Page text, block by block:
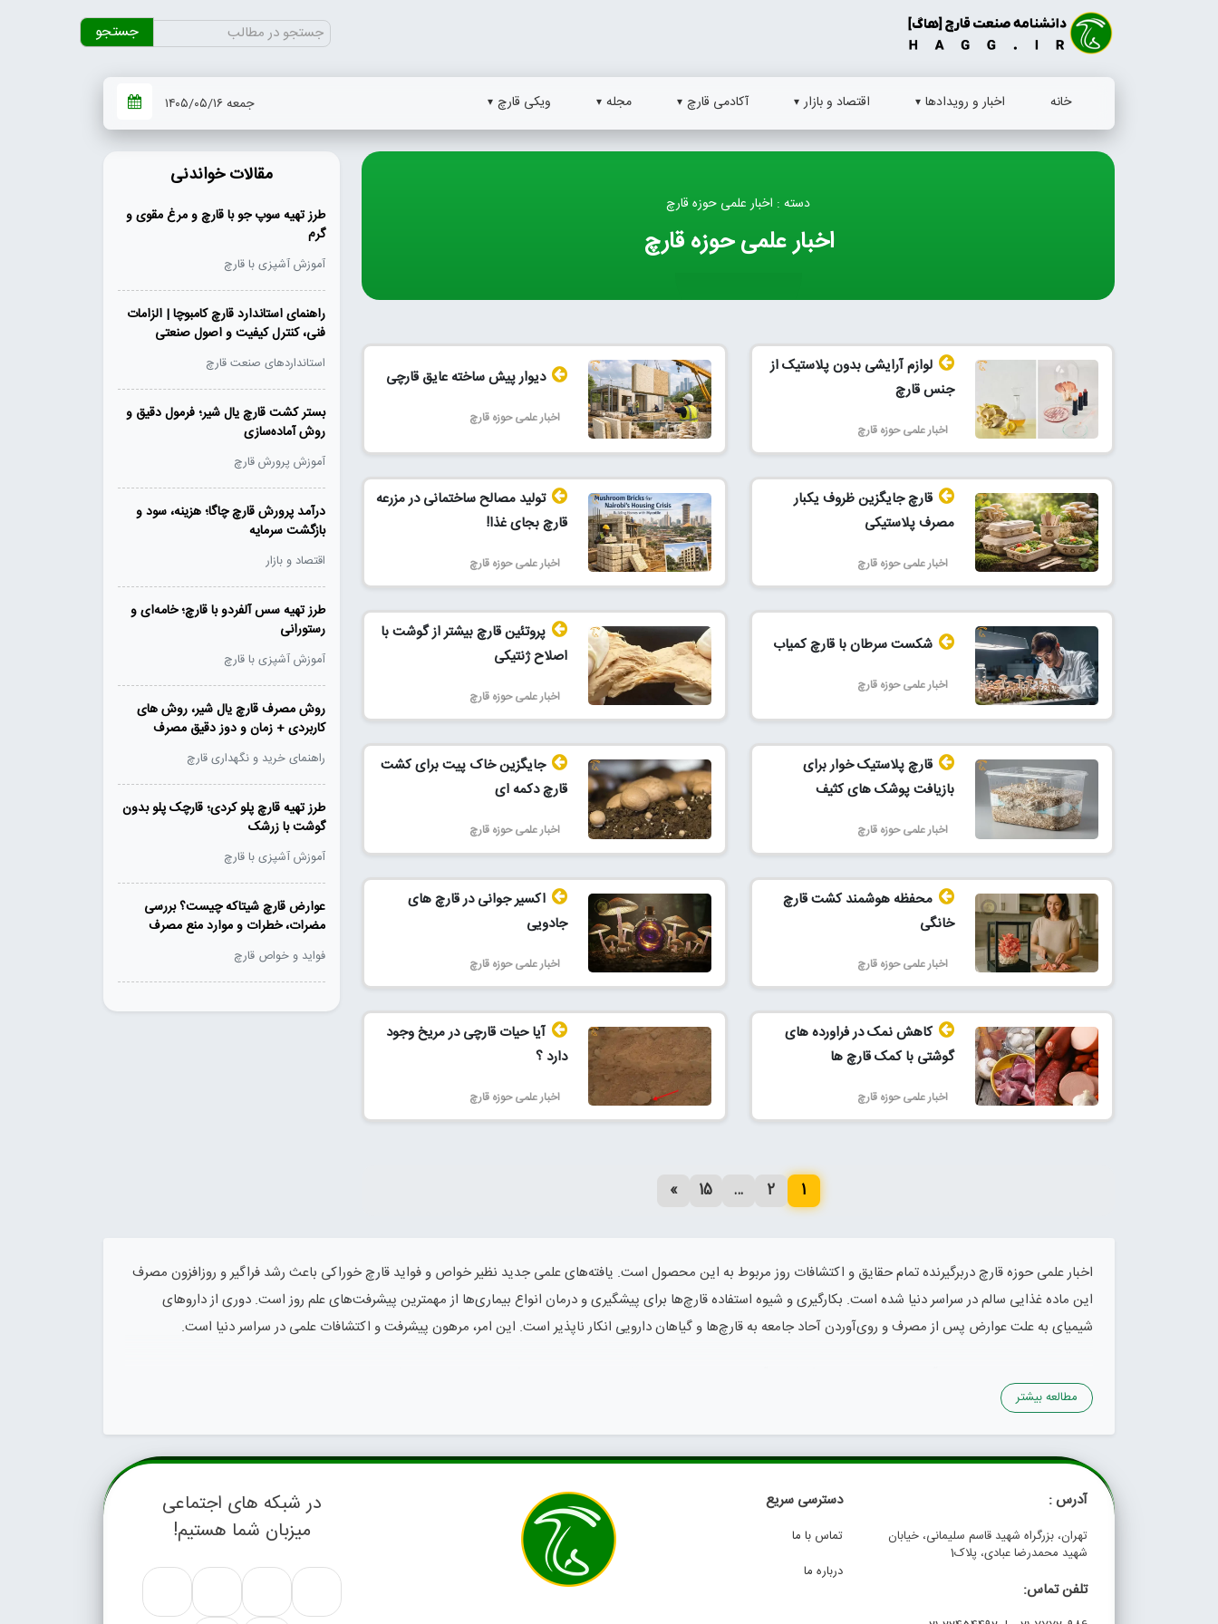
جستجو
برای:
خانه اخبار و رویدادها اقتصاد و بازار آکادمی قارچ مجله ویکی قارچ جمعه ۱۴۰۵/۰۵/۱۶
دسته : اخبار علمی حوزه قارچ
اخبار علمی حوزه قارچ
لوازم آرایشی بدون پلاستیک از
جنس قارچ
اخبار علمی حوزه قارچ
دیوار پیش ساخته عایق قارچی
اخبار علمی حوزه قارچ
قارچ جایگزین ظروف یکبار
مصرف پلاستیکی
اخبار علمی حوزه قارچ
تولید مصالح ساختمانی در مزرعه
قارچ بجای غذا!
اخبار علمی حوزه قارچ
شکست سرطان با قارچ کمیاب
اخبار علمی حوزه قارچ
پروتئین قارچ بیشتر از گوشت با
اصلاح‌ ژنتیکی
اخبار علمی حوزه قارچ
قارچ پلاستیک خوار برای
بازیافت پوشک های کثیف
اخبار علمی حوزه قارچ
جایگزین خاک پیت برای کشت
قارچ دکمه ای
اخبار علمی حوزه قارچ
محفظه هوشمند کشت قارچ
خانگی
اخبار علمی حوزه قارچ
اکسیر جوانی در قارچ های
جادویی
اخبار علمی حوزه قارچ
کاهش نمک در فراورده های
گوشتی با کمک قارچ ها
اخبار علمی حوزه قارچ
آیا حیات قارچی در مریخ وجود
دارد ؟
اخبار علمی حوزه قارچ
1
2
…
15
»
مقالات خواندنی
طرز تهیه سوپ جو با قارچ و مرغ مقوی و
گرم
آموزش آشپزی با قارچ
راهنمای استاندارد قارچ کامبوچا | الزامات
فنی، کنترل کیفیت و اصول صنعتی
استانداردهای صنعت قارچ
بستر کشت قارچ یال شیر؛ فرمول دقیق و
روش آماده‌سازی
آموزش پرورش قارچ
درآمد پرورش قارچ چاگا؛ هزینه، سود و
بازگشت سرمایه
اقتصاد و بازار
طرز تهیه سس آلفردو با قارچ؛ خامه‌ای و
رستورانی
آموزش آشپزی با قارچ
روش مصرف قارچ یال شیر، روش های
کاربردی + زمان و دوز دقیق مصرف
راهنمای خرید و نگهداری قارچ
طرز تهیه قارچ پلو کردی؛ قارچک پلو بدون
گوشت با زرشک
آموزش آشپزی با قارچ
عوارض قارچ شیتاکه چیست؟ بررسی
مضرات، خطرات و موارد منع مصرف
فواید و خواص قارچ
اخبار علمی حوزه قارچ دربرگیرنده تمام حقایق و اکتشافات روز مربوط به این محصول است. یافته‌های علمی جدید نظیر خواص و فواید قارچ خوراکی باعث رشد فراگیر و روزافزون مصرف
این ماده غذایی سالم در سراسر دنیا شده است. بکارگیری و شیوه استفاده قارچ‌ها برای پیشگیری و درمان انواع بیماری‌ها از مهمترین پیشرفت‌های علم روز است. دوری از داروهای
شیمیای به علت عوارض پس از مصرف و روی‌آوردن آحاد جامعه به قارچ‌ها و گیاهان دارویی انکار ناپذیر است. این امر، مرهون پیشرفت و اکتشافات علمی در سراسر دنیا است.
قارچ برای ساخت کیف و بند ساعت‌ها یکی دیگر از مزایای علمی این محصول با ارزش است. حفظ محیط زیست و موارد دیگر را می‌توان از اثرات خوب یافته‌های علمی قلمداد کرد. بر
این اساس سعی داریم تا با انتشار اخبار علمی حوزه قارچ شما را از دستاوردهای این موجودات ارزشمند مطلع سازیم. این بخش زیر مجموعهاخبار صنعت قارچاست. امیدواریم با مطالعه
اخبار علمی از آن بهره‌مند شوید.
مطالعه بیشتر
آدرس :
تهران، بزرگراه شهید قاسم سلیمانی، خیابان
شهید محمدرضا عبادی، پلاک1
تلفن تماس:
دسترسی سریع
تماس با ما
درباره ما
در شبکه های اجتماعی
میزبان شما هستیم!